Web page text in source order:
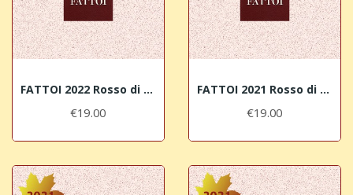
FATTOI 2022 Rosso di Montalcino DOC
€19.00
FATTOI 2021 Rosso di Montalcino DOC
€19.00